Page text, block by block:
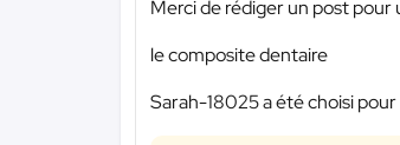
Merci de rédiger un post pour
le composite dentaire
Sarah-18025 a été choisi